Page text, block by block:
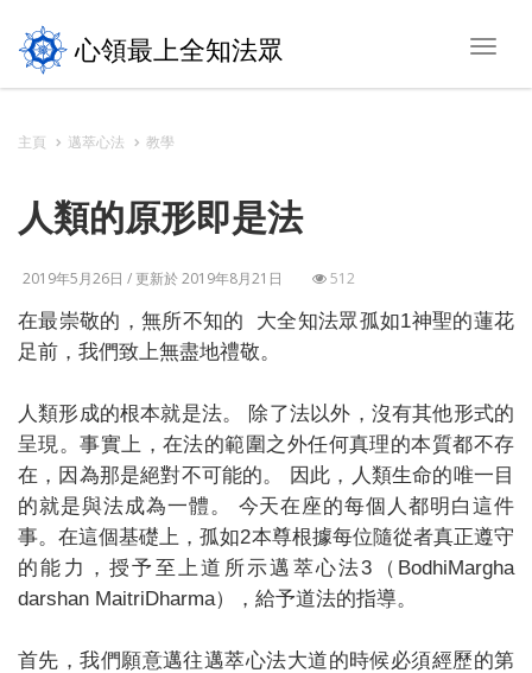
心領最上全知法眾
主頁 邁萃心法 教學
人類的原形即是法
2019年5月26日 / 更新於 2019年8月21日 512
在最崇敬的，無所不知的 大全知法眾孤如1神聖的蓮花
足前，我們致上無盡地禮敬。
人類形成的根本就是法。 除了法以外，沒有其他形式的
呈現。事實上，在法的範圍之外任何真理的本質都不存
在，因為那是絕對不可能的。 因此，人類生命的唯一目
的就是與法成為一體。 今天在座的每個人都明白這件
事。在這個基礎上，孤如2本尊根據每位隨從者真正遵守
的能力，授予至上道所示邁萃心法3（BodhiMargha
darshan MaitriDharma），給予道法的指導。
首先，我們願意邁往邁萃心法大道的時候必須經歷的第